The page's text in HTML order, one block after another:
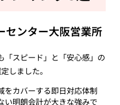
センター大阪営業所
「スピード」と「安心感」の
しました。
をカバーする即日対応体制
い明朗会計が大きな強みで